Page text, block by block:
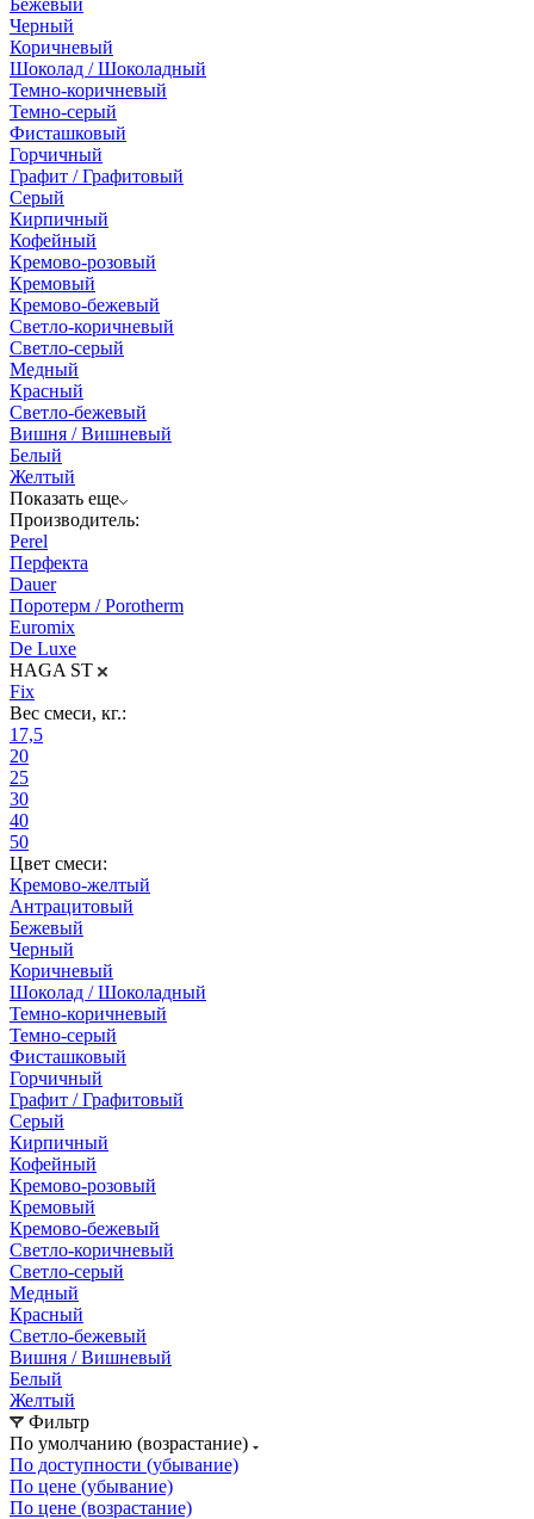
Черный
Коричневый
Шоколад / Шоколадный
Темно-коричневый
Темно-серый
Фисташковый
Горчичный
Графит / Графитовый
Серый
Кирпичный
Кофейный
Кремово-розовый
Кремовый
Кремово-бежевый
Светло-коричневый
Светло-серый
Медный
Красный
Светло-бежевый
Вишня / Вишневый
Белый
Желтый
Показать еще
Производитель:
Perel
Перфекта
Dauer
Поротерм / Porotherm
Euromix
De Luxe
HAGA ST
Fix
Вес смеси, кг.:
17,5
20
25
30
40
50
Цвет смеси:
Кремово-желтый
Антрацитовый
Бежевый
Черный
Коричневый
Шоколад / Шоколадный
Темно-коричневый
Темно-серый
Фисташковый
Горчичный
Графит / Графитовый
Серый
Кирпичный
Кофейный
Кремово-розовый
Кремовый
Кремово-бежевый
Светло-коричневый
Светло-серый
Медный
Красный
Светло-бежевый
Вишня / Вишневый
Белый
Желтый
Фильтр
По умолчанию (возрастание)
По доступности (убывание)
По цене (убывание)
По цене (возрастание)